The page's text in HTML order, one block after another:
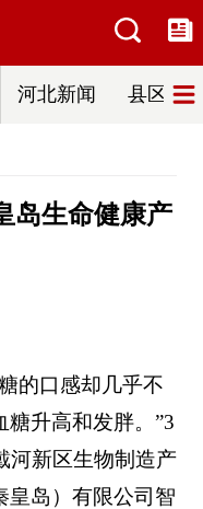
河北新闻 县区热
岛生命健康产
的口感却几乎不
升高和发胖。”3
河新区生物制造产
皇岛）有限公司智